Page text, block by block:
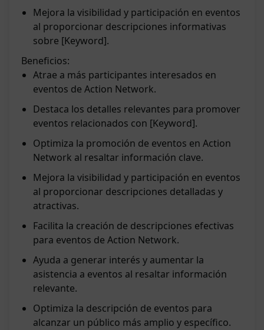
Mejora la visibilidad y participación en eventos
al proporcionar descripciones informativas
sobre [Keyword].
Beneficios:
Atrae a más participantes interesados en
eventos de Action Network.
Destaca los detalles relevantes para promover
eventos relacionados con [Keyword].
Optimiza la promoción de eventos en Action
Network al resaltar información clave.
Mejora la visibilidad y participación en eventos
al proporcionar descripciones detalladas y
atractivas.
Facilita la creación de descripciones efectivas
para eventos de Action Network.
Ayuda a generar interés y aumentar la
asistencia a eventos al resaltar información
relevante.
Optimiza la descripción de eventos para
alcanzar un público más amplio y específico.